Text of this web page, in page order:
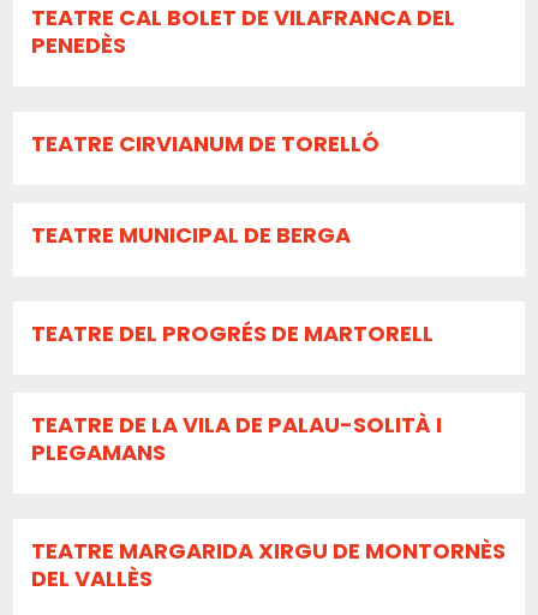
TEATRE CAL BOLET DE VILAFRANCA DEL
PENEDÈS
TEATRE CIRVIANUM DE TORELLÓ
TEATRE MUNICIPAL DE BERGA
TEATRE DEL PROGRÉS DE MARTORELL
TEATRE DE LA VILA DE PALAU-SOLITÀ I
PLEGAMANS
TEATRE MARGARIDA XIRGU DE MONTORNÈS
DEL VALLÈS